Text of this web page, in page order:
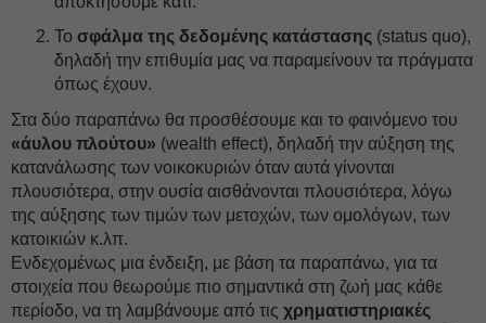
Το σφάλμα της δεδομένης κατάστασης (status quo),
δηλαδή την επιθυμία μας να παραμείνουν τα πράγματα
όπως έχουν.
Στα δύο παραπάνω θα προσθέσουμε και το φαινόμενο του
«άυλου πλούτου» (wealth effect), δηλαδή την αύξηση της
κατανάλωσης των νοικοκυριών όταν αυτά γίνονται
πλουσιότερα, στην ουσία αισθάνονται πλουσιότερα, λόγω
της αύξησης των τιμών των μετοχών, των ομολόγων, των
κατοικιών κ.λπ.
Ενδεχομένως μια ένδειξη, με βάση τα παραπάνω, για τα
στοιχεία που θεωρούμε πιο σημαντικά στη ζωή μας κάθε
περίοδο, να τη λαμβάνουμε από τις χρηματιστηριακές